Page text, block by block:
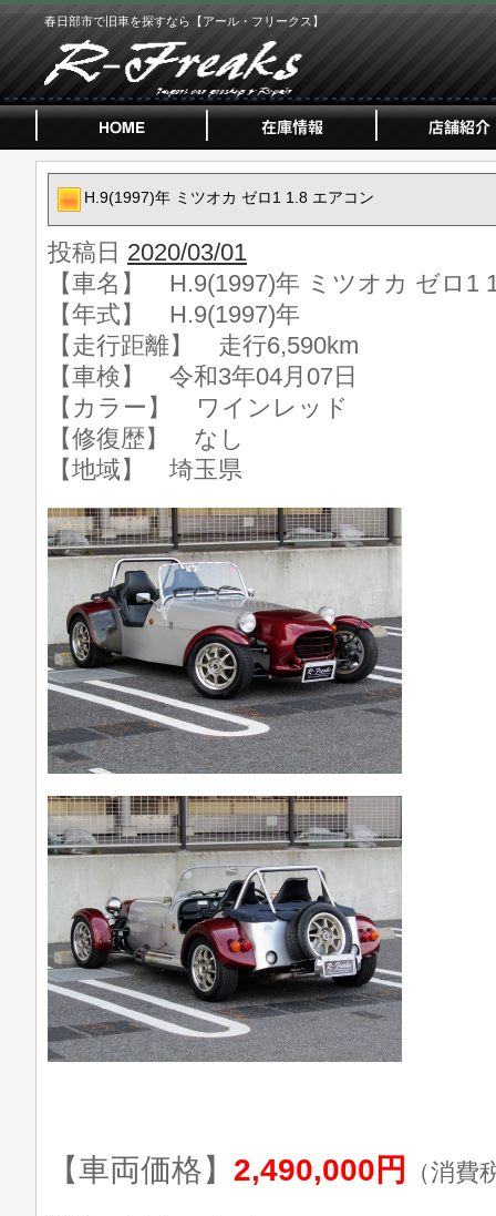
春日部市で旧車を探すなら【アール・フリークス】
H.9(1997)年 ミツオカ ゼロ1 1.8 エアコン
投稿日 2020/03/01
【車名】 H.9(1997)年 ミツオカ ゼロ1
【年式】 H.9(1997)年
【走行距離】 走行6,590km
【車検】 令和3年04月07日
【カラー】 ワインレッド
【修復歴】 なし
【地域】 埼玉県
【車両価格】 2,490,000円 （消費